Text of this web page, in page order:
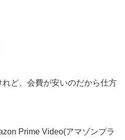
れど、会費が安いのだから仕方
Prime Video(アマゾンプラ